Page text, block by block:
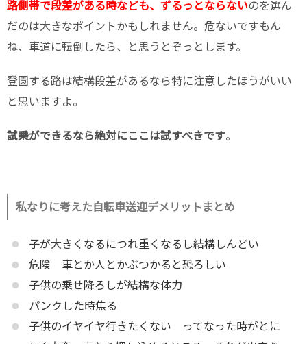
路側帯で段差がある時なども、ずるっとならないのを選ん
だのは大きなポイントかもしれません。危ないですもん
ね、車道に転倒したら、と思うとぞっとします。
登園する路は結構段差があるなら特に注意したほうがいい
と思いますよ。
試乗ができるなら絶対にここは試すべきです。
私なりに考えた自転車送迎デメリットまとめ
子が大きくなるにつれ重くなるし結構しんどい
危険 車とか人とかぶつかると恐ろしい
子供の乗せ降ろしが結構な体力
パンクした時焦る
子供のイヤイヤ行きたくない ってなった時がとに